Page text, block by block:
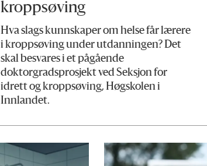
kroppsøving
Hva slags kunnskaper om helse får lærere
i kroppsøving under utdanningen? Det
skal besvares i et pågående
doktorgradsprosjekt ved Seksjon for
idrett og kroppsøving, Høgskolen i
Innlandet.